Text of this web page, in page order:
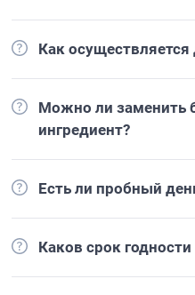
Как осуществляется
Можно ли заменить
ингредиент?
Есть ли пробный
Каков срок